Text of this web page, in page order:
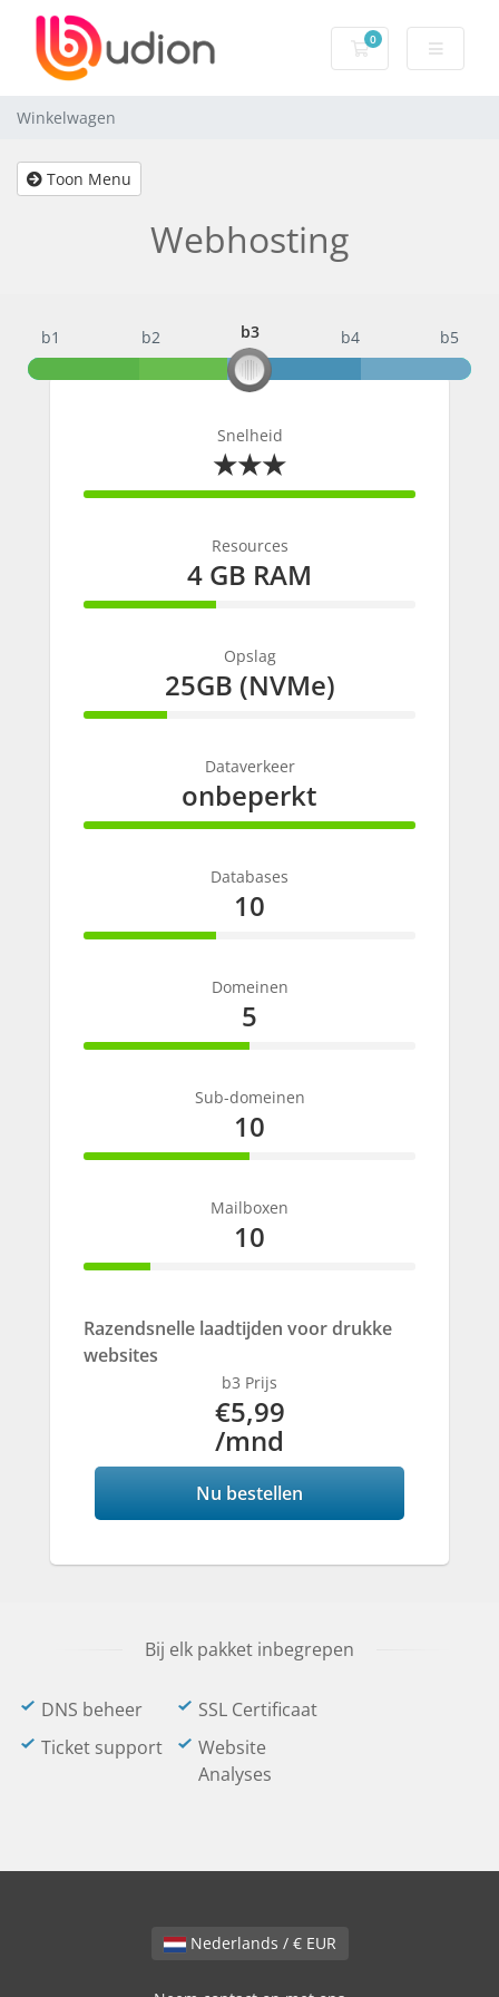
0
Winkelwagen
Winkelwagen
Toon Menu
Webhosting
b3
b1 b2 b3 b4 b5
Snelheid
★★★
100% Complete
Resources
4 GB RAM
40% Complete
Opslag
25GB (NVMe)
25% Complete
Dataverkeer
onbeperkt
100% Complete
Databases
10
40% Complete
Domeinen
5
50% Complete
Sub-domeinen
10
50% Complete
Mailboxen
10
20% Complete
Razendsnelle laadtijden voor drukke
websites
b3 Prijs
€5,99
/mnd
Nu bestellen
Bij elk pakket inbegrepen
DNS beheer
SSL Certificaat
Ticket support
Website
Analyses
Nederlands / € EUR